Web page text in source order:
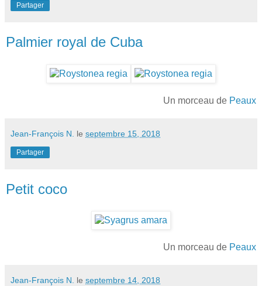
Partager
Palmier royal de Cuba
Un morceau de Peaux
Jean-François N. le septembre 15, 2018
Partager
Petit coco
Un morceau de Peaux
Jean-François N. le septembre 14, 2018